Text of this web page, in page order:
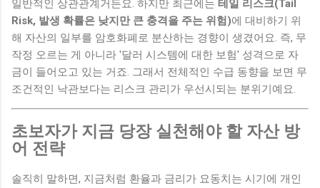
일반적인 상관관계거든요. 하지만 최근에는 테일 리스크(Tail
Risk, 발생 확률은 낮지만 큰 충격을 주는 위험)에 대비하기 위
해 자산의 일부를 암호화폐로 분산하는 경향이 생겼어요. 즉, 무
작정 오르는 게 아니라 '달러 시스템에 대한 보험' 성격으로 자
금이 들어오고 있는 거죠. 그래서 전체적인 수급 동향을 보면 무
조건적인 낙관보다는 리스크 관리가 우선시되는 분위기예요.
초보자가 지금 당장 실천해야 할 자산 방
어 전략
솔직히 말하면, 지금처럼 환율과 금리가 요동치는 시기에 개인